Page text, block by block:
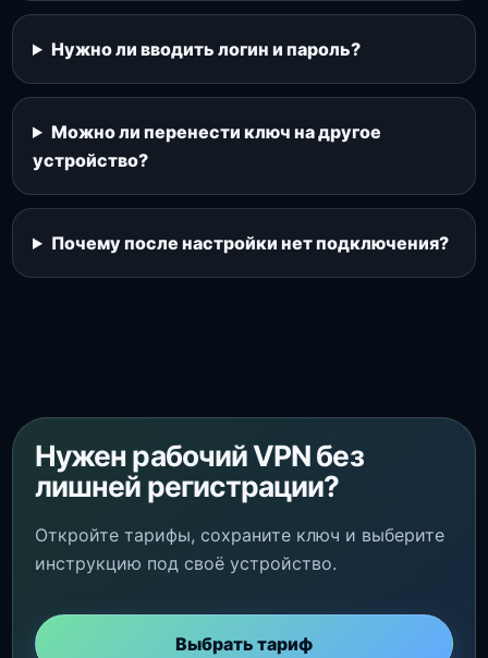
Нужно ли вводить логин и пароль?
Можно ли перенести ключ на другое
устройство?
Почему после настройки нет подключения?
Нужен рабочий VPN без
лишней регистрации?
Откройте тарифы, сохраните ключ и выберите
инструкцию под своё устройство.
Выбрать тариф